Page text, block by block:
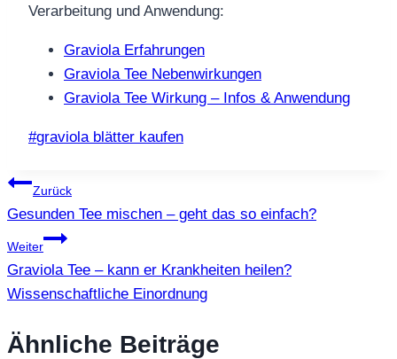
Verarbeitung und Anwendung:
Graviola Erfahrungen
Graviola Tee Nebenwirkungen
Graviola Tee Wirkung – Infos & Anwendung
Schlagworte:
#graviola blätter kaufen
Beitragsnavigation
Zurück
Gesunden Tee mischen – geht das so einfach?
Weiter
Graviola Tee – kann er Krankheiten heilen?
Wissenschaftliche Einordnung
Ähnliche Beiträge